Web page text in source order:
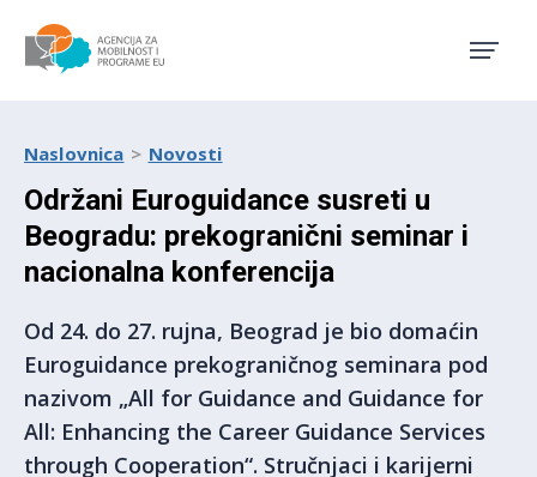
Naslovnica Novosti
Održani Euroguidance susreti u
Beogradu: prekogranični seminar i
nacionalna konferencija
Od 24. do 27. rujna, Beograd je bio domaćin
Euroguidance prekograničnog seminara pod
nazivom „All for Guidance and Guidance for
All: Enhancing the Career Guidance Services
through Cooperation“. Stručnjaci i karijerni